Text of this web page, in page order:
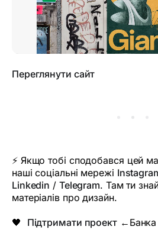
Переглянути сайт
⚡ Якщо тобі сподобався цей
наші соціальні мережі
Linkedin / Telegram. Там ти
матеріалів про дизайн.
🖤 Підтримати проект←Банка